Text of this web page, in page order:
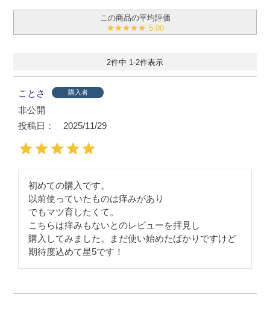
5.00
2件中 1-2件表示
ことさ 購入者
非公開
投稿日
2025/11/29
初めての購入です。
以前使っていたものは痒みがあり
でもマツ育したくて。
こちらは痒みもないとのレビューを拝見し
購入してみました。まだ使い始めたばかりですけど
期待度込めて星5です！